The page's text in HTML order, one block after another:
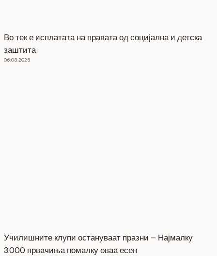
Во тек е исплатата на правата од социјална и детска
заштита
06.08.2026
Училишните клупи остануваат празни – Најмалку
3.000 првачиња помалку оваа есен